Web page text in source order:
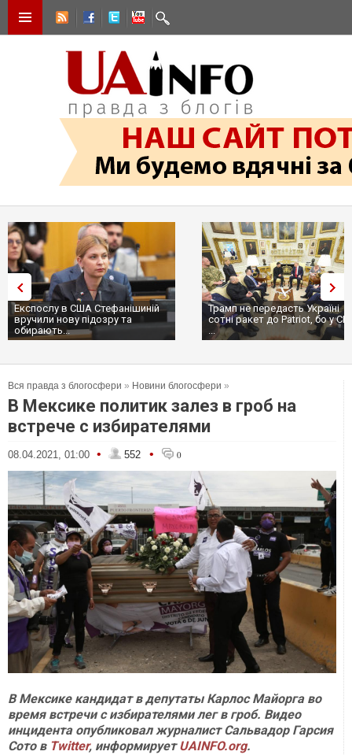
Експослу в США Стефанішиній
вручили нову підозру та
обирають...
Трамп не передасть Україні
сотні ракет до Patriot, бо у
...
Вся правда з блогосфери » Новини блогосфери »
В Мексике политик залез в гроб на
встрече с избирателями
08.04.2021, 01:00 • 552 • 0
В Мексике кандидат в депутаты Карлос Майорга во
время встречи с избирателями лег в гроб. Видео
инцидента опубликовал журналист Сальвадор Гарсия
Сото в Twitter, информируетUAINFO.org.